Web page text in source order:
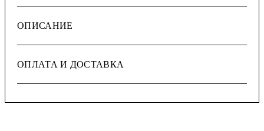
ОПИСАНИЕ
ОПЛАТА И ДОСТАВКА